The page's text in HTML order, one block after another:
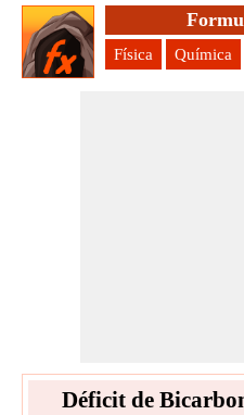
Física Química
Déficit de